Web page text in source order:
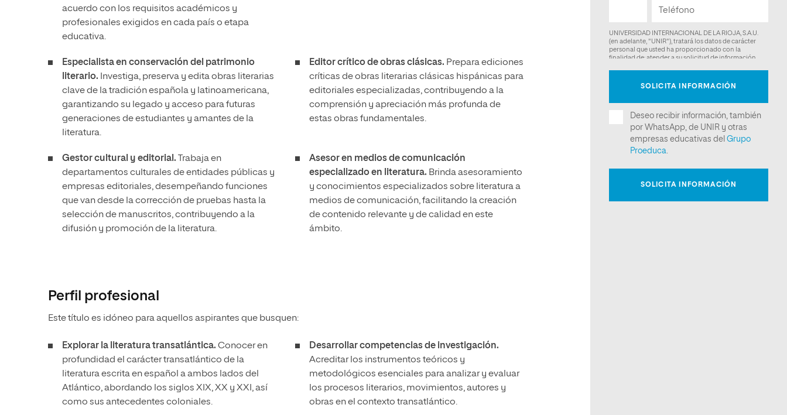
acuerdo con los requisitos académicos y
profesionales exigidos en cada país o etapa
educativa.
Especialista en conservación del patrimonio
literario. Investiga, preserva y edita obras literarias
clave de la tradición española y latinoamericana,
garantizando su legado y acceso para futuras
generaciones de estudiantes y amantes de la
literatura.
Editor crítico de obras clásicas. Prepara ediciones
críticas de obras literarias clásicas hispánicas para
editoriales especializadas, contribuyendo a la
comprensión y apreciación más profunda de
estas obras fundamentales.
Gestor cultural y editorial.
Trabaja en
departamentos culturales de entidades públicas y
empresas editoriales, desempeñando funciones
que van desde la corrección de pruebas hasta la
selección de manuscritos, contribuyendo a la
difusión y promoción de la literatura.
Asesor en medios de comunicación
especializado en literatura. Brinda asesoramiento
y conocimientos especializados sobre literatura a
medios de comunicación, facilitando la creación
de contenido relevante y de calidad en este
ámbito.
Perfil profesional
Este título es idóneo para aquellos aspirantes que busquen:
Explorar la literatura transatlántica. Conocer en
profundidad el carácter transatlántico de la
literatura escrita en español a ambos lados del
Atlántico, abordando los siglos XIX, XX y XXI, así
como sus antecedentes coloniales.
Desarrollar competencias de investigación.
Acreditar los instrumentos teóricos y
metodológicos esenciales para analizar y evaluar
los procesos literarios, movimientos, autores y
obras en el contexto transatlántico.